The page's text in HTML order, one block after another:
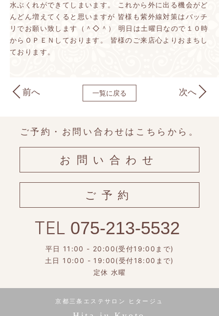
水ぶくれができてしまいます。
これから外に出る機会がど
んどん増えてくると思いますが 皆様も紫外線対策はバッチ
リでお願い致します（＾◇＾）
明日は土曜日なので１０時
からＯＰＥＮしております。
皆様のご来店心よりおまちし
ております。
前へ 一覧に戻る 次へ
ご予約・お問い合わせはこちらから。
お問い合わせ
ご予約
TEL 075-213-5532
平日 11:00 - 20:00(受付19:00まで)
土日 10:00 - 19:00(受付18:00まで)
定休 水曜
京都三条エステサロン ヒタージュ